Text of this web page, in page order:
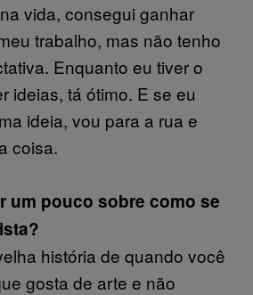
vida, consegui ganhar
trabalho, mas não tenho
Enquanto eu tiver o
ideias, tá ótimo. E se eu
ideia, vou para a rua e
coisa.
um pouco sobre como se
história de quando você
gosta de arte e não